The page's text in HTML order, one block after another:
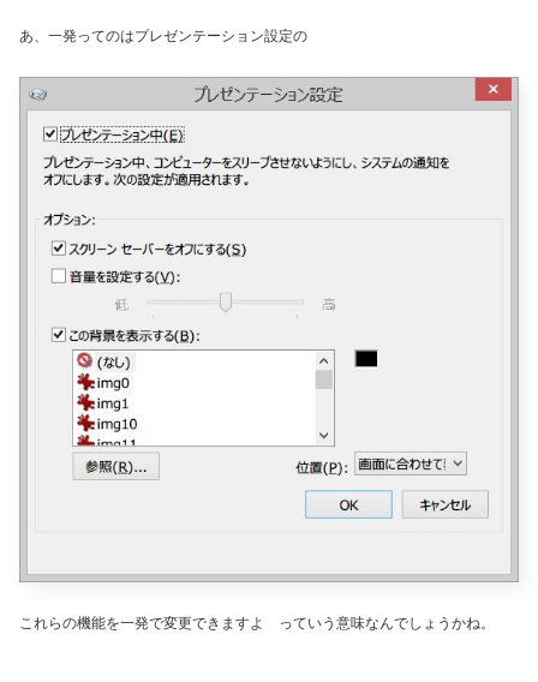
あ、一発ってのはプレゼンテーション設定の
これらの機能を一発で変更できますよ っていう意味なんでしょうかね。